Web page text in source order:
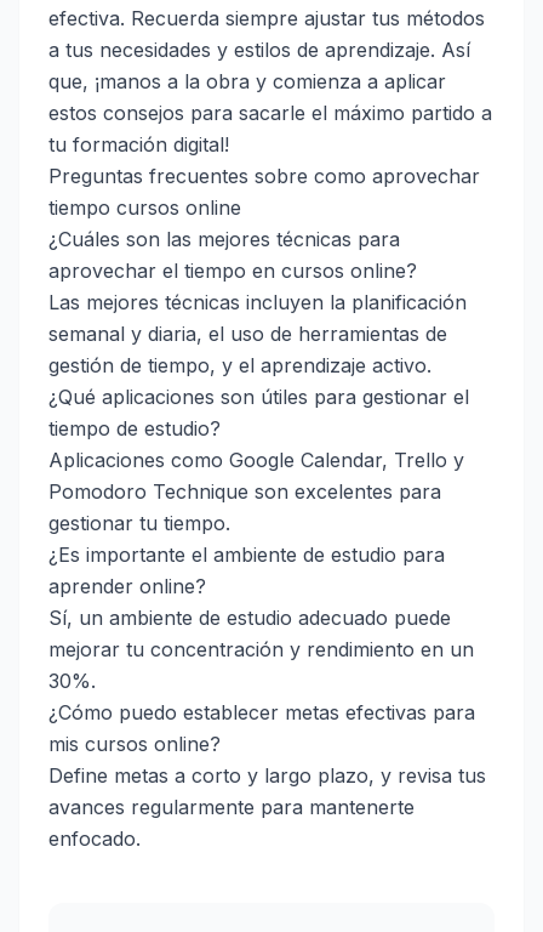
efectiva. Recuerda siempre ajustar tus métodos
a tus necesidades y estilos de aprendizaje. Así
que, ¡manos a la obra y comienza a aplicar
estos consejos para sacarle el máximo partido a
tu formación digital!
Preguntas frecuentes sobre como aprovechar
tiempo cursos online
¿Cuáles son las mejores técnicas para
aprovechar el tiempo en cursos online?
Las mejores técnicas incluyen la planificación
semanal y diaria, el uso de herramientas de
gestión de tiempo, y el aprendizaje activo.
¿Qué aplicaciones son útiles para gestionar el
tiempo de estudio?
Aplicaciones como Google Calendar, Trello y
Pomodoro Technique son excelentes para
gestionar tu tiempo.
¿Es importante el ambiente de estudio para
aprender online?
Sí, un ambiente de estudio adecuado puede
mejorar tu concentración y rendimiento en un
30%.
¿Cómo puedo establecer metas efectivas para
mis cursos online?
Define metas a corto y largo plazo, y revisa tus
avances regularmente para mantenerte
enfocado.